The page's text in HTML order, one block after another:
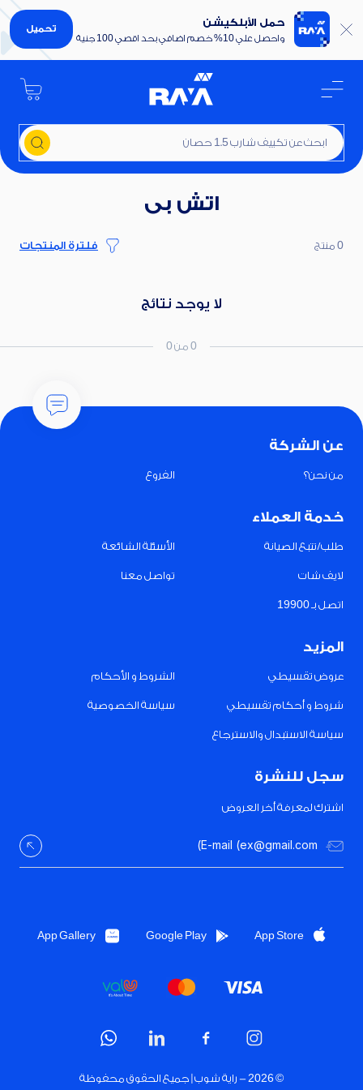
حمل الأبلكيشن
واحصل علي 10% خصم اضافي بحد اقصي 100 جنية
تحميل
ابحث عن تكييف شارب 1.5 حصان
اتش بى
0 منتج فلترة المنتجات
لا يوجد نتائج
0 من 0
عن الشركة
من نحن؟ الفروع
خدمة العملاء
طلب/تتبع الصيانة الأسئلة الشائعة
لايف شات تواصل معنا
اتصل بـ 19900
المزيد
عروض تقسيطي الشروط و الأحكام
شروط و أحكام تقسيطي سياسة الخصوصية
سياسة الاستبدال والاسترجاع
سجل للنشرة
اشترك لمعرفة أخر العروض
App Store
Google Play
App Gallery
© 2026 - راية شوب | جميع الحقوق محفوظة